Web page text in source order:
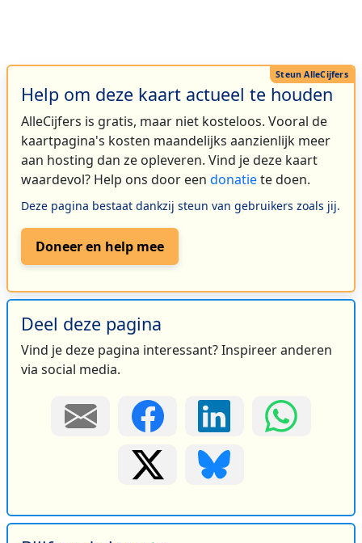
Help om deze kaart actueel te houden
AlleCijfers is gratis, maar niet kosteloos. Vooral de
kaartpagina's kosten maandelijks aanzienlijk meer
aan hosting dan ze opleveren. Vind je deze kaart
waardevol? Help ons door een donatiete doen.
Deze pagina bestaat dankzij steun van gebruikers zoals jij.
Doneer en help mee
Deel deze pagina
Vind je deze pagina interessant? Inspireer anderen
via social media.